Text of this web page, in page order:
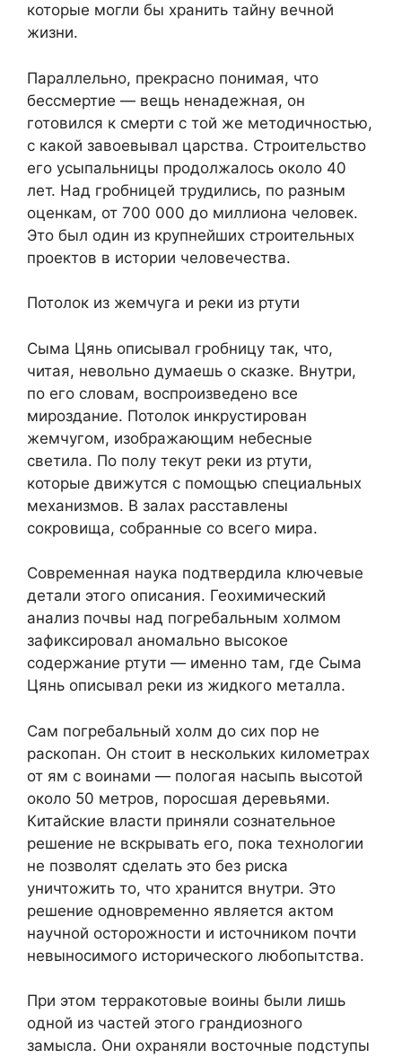
которые могли бы хранить тайну вечной
жизни.
Параллельно, прекрасно понимая, что
бессмертие — вещь ненадежная, он
готовился к смерти с той же методичностью,
с какой завоевывал царства. Строительство
его усыпальницы продолжалось около 40
лет. Над гробницей трудились, по разным
оценкам, от 700 000 до миллиона человек.
Это был один из крупнейших строительных
проектов в истории человечества.
Потолок из жемчуга и реки из ртути
Сыма Цянь описывал гробницу так, что,
читая, невольно думаешь о сказке. Внутри,
по его словам, воспроизведено все
мироздание. Потолок инкрустирован
жемчугом, изображающим небесные
светила. По полу текут реки из ртути,
которые движутся с помощью специальных
механизмов. В залах расставлены
сокровища, собранные со всего мира.
Современная наука подтвердила ключевые
детали этого описания. Геохимический
анализ почвы над погребальным холмом
зафиксировал аномально высокое
содержание ртути — именно там, где Сыма
Цянь описывал реки из жидкого металла.
Сам погребальный холм до сих пор не
раскопан. Он стоит в нескольких километрах
от ям с воинами — пологая насыпь высотой
около 50 метров, поросшая деревьями.
Китайские власти приняли сознательное
решение не вскрывать его, пока технологии
не позволят сделать это без риска
уничтожить то, что хранится внутри. Это
решение одновременно является актом
научной осторожности и источником почти
невыносимого исторического любопытства.
При этом терракотовые воины были лишь
одной из частей этого грандиозного
замысла. Они охраняли восточные подступы